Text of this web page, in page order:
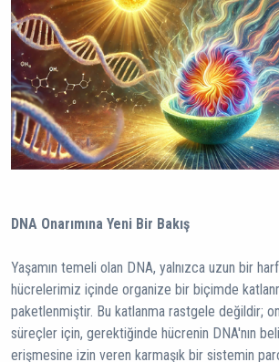
DNA Onarımına Yeni Bir Bakış
Yaşamın temeli olan DNA, yalnızca uzun bir
hücrelerimiz içinde organize bir biçimde
paketlenmiştir. Bu katlanma rastgele değildir;
süreçler için, gerektiğinde hücrenin DNA'nın
erişmesine izin veren karmaşık bir sistemin